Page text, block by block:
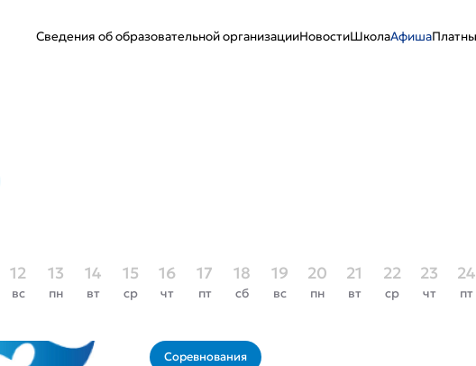
Сведения об образовательной организацииНовостиШколаАфиша
12
вс
13
пн
14
вт
15
ср
16
чт
17
пт
18
сб
19
вс
20
пн
21
вт
22
ср
23
чт
24
пт
Соревнования